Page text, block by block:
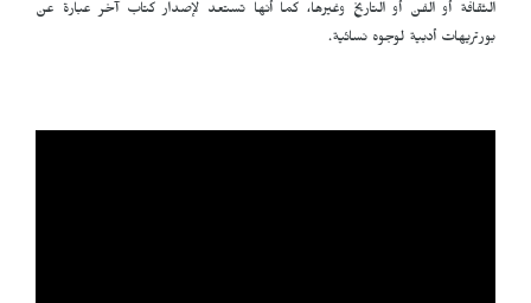
الثقافة أو الفن أو التاريخ وغيرها، كما أنها تستعد لإصدار كتاب آخر عبارة عن
بورتريهات أدبية لوجوه نسائية.